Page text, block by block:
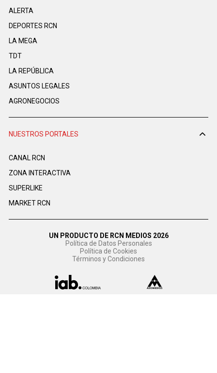
ALERTA
DEPORTES RCN
LA MEGA
TDT
LA REPÚBLICA
ASUNTOS LEGALES
AGRONEGOCIOS
NUESTROS PORTALES
CANAL RCN
ZONA INTERACTIVA
SUPERLIKE
MARKET RCN
UN PRODUCTO DE RCN MEDIOS 2026
Política de Datos Personales
Política de Cookies
Términos y Condiciones